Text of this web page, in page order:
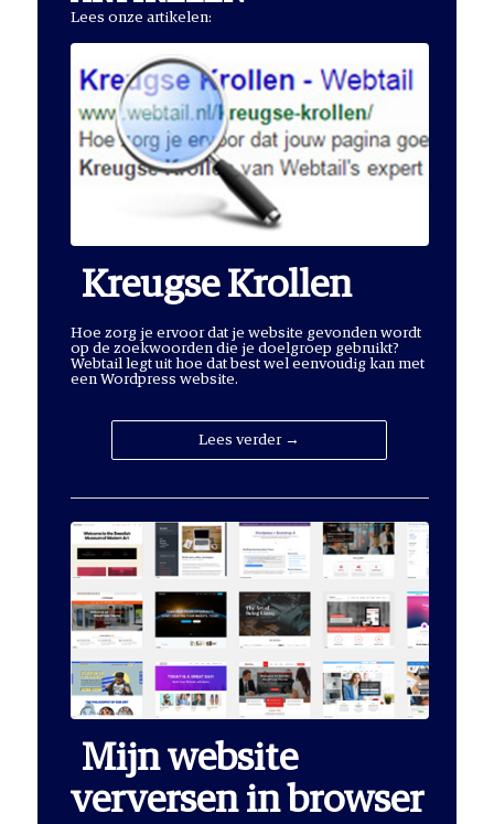
Lees onze artikelen:
Kreugse Krollen
Hoe zorg je ervoor dat je website gevonden wordt
op de zoekwoorden die je doelgroep gebruikt?
Webtail legt uit hoe dat best wel eenvoudig kan met
een Wordpress website.
Lees verder →
Mijn website
verversen in browser